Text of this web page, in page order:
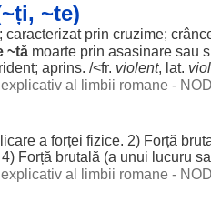
~te)
caracterizatprin cruzime;
~tă moarte prin asasinare sau
; aprins. /<fr. violent, lat.
al limbii romane -
a forței fizice. 2) Forță
4) Forță brutală (a unui lucuru
al limbii romane -